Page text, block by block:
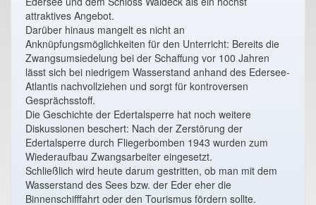
attraktives Angebot.
Darüber hinaus mangelt es nicht an
Anknüpfungsmöglichkeiten für den Unterricht: Bereits die
Zwangsumsiedelung bei der Schaffung vor 100 Jahren
lässt sich bei niedrigem Wasserstand anhand des Edersee-
Atlantis nachvollziehen und sorgt für kontroversen
Gesprächsstoff.
Die Geschichte der Edertalsperre hat noch weitere
Diskussionen beschert: Nach der Zerstörung der
Edertalsperre durch Fliegerbomben 1943 wurden zum
Wiederaufbau Zwangsarbeiter eingesetzt.
Schließlich wird heute darum gestritten, ob man mit dem
Wasserstand des Sees bzw. der Eder eher die
Binnenschifffahrt oder den Tourismus fördern sollte.